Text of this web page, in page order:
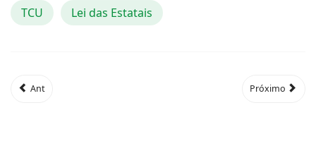
TCU Lei das Estatais
Ant Próximo